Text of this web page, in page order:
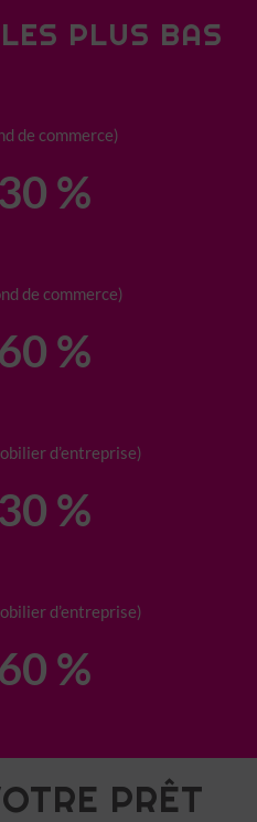
PLUS BAS
de commerce)
%
de commerce)
%
d’entreprise)
%
d’entreprise)
%
PRÊT